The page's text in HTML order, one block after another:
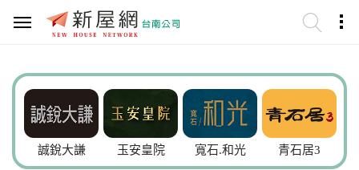
誠銳大謙 玉安皇院 寬石.和光 青石居3